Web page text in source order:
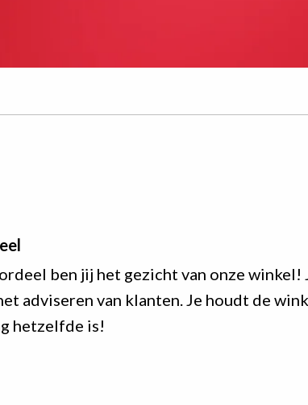
ben jij het gezicht van onze
adviseren van klanten. Je houdt de
hetzelfde is!